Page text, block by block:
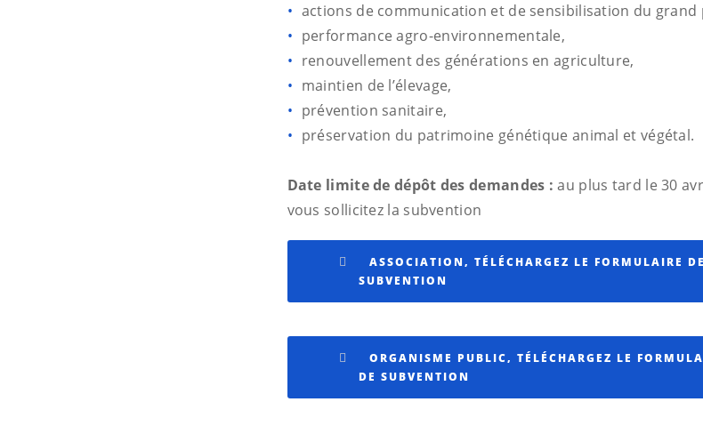
actions de communication et de sensibilisation du grand
performance agro-environnementale,
renouvellement des générations en agriculture,
maintien de l’élevage,
prévention sanitaire,
préservation du patrimoine génétique animal et végétal.
Date limite de dépôt des demandes : au plus tard le 30
vous sollicitez la subvention
ASSOCIATION, TÉLÉCHARGEZ LE FORMULAIRE
SUBVENTION
ORGANISME PUBLIC, TÉLÉCHARGEZ LE
DE SUBVENTION